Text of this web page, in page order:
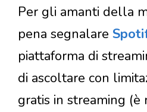
Per gli amanti della
pena segnalare
piattaforma di
di ascoltare con
gratis in streaming (è